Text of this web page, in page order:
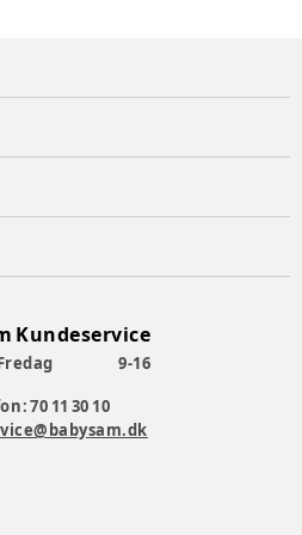
Kundeservice
9-16
70 11 30 10